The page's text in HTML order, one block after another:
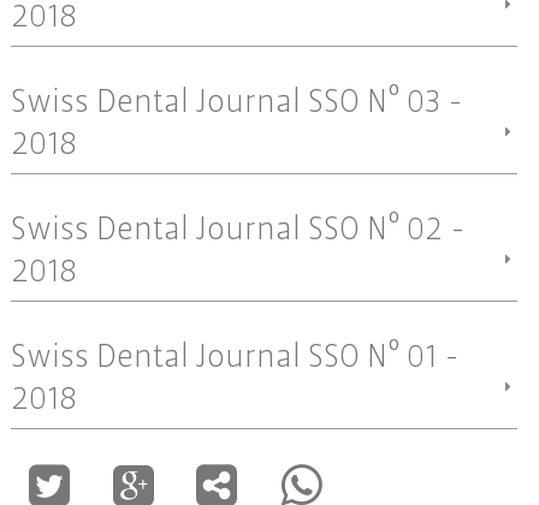
2018
Swiss Dental Journal SSO Nº 03 -
2018
Swiss Dental Journal SSO Nº 02 -
2018
Swiss Dental Journal SSO Nº 01 -
2018